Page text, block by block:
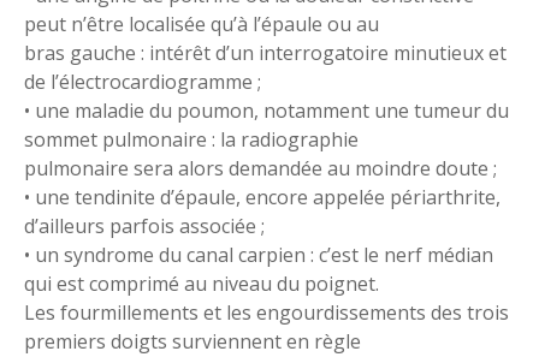
peut n’être localisée qu’à l’épaule ou au
bras gauche : intérêt d’un interrogatoire minutieux et
de l’électrocardiogramme ;
• une maladie du poumon, notamment une tumeur du
sommet pulmonaire : la radiographie
pulmonaire sera alors demandée au moindre doute ;
• une tendinite d’épaule, encore appelée périarthrite,
d’ailleurs parfois associée ;
• un syndrome du canal carpien : c’est le nerf médian
qui est comprimé au niveau du poignet.
Les fourmillements et les engourdissements des trois
premiers doigts surviennent en règle